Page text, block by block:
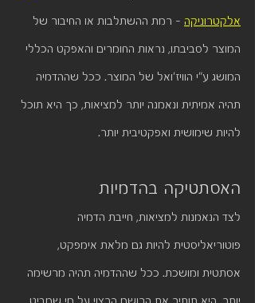
אלקטרוניקה - רמת ההשתלבות או החיבור של
המוצר לסביבתו, נראות החומרים והאפקט הכללי
המושג ע"י הוויז'ואל של המוצר. ככל שההדמיה
תהיה אמיתית ונאמנה יותר למציאות, כך היא תוכל
להיות שימושית ואפקטיבית יותר.
האסתטיקה בהדמיות
לצד הנאמנות למציאות, חייבת הדמיה
פוטוריאליסטית להיות גם מלאת אימפקט,
אסתטית ומושכת. ככל שההדמיה תהיה מרשימה